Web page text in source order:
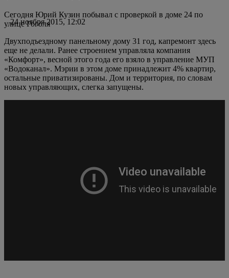
24 ноября 2015, 12:02
Сегодня Юрий Кузин побывал с проверкой в доме 24 по
улице Гоголя
Двухподъездному панельному дому 31 год, капремонт здесь
еще не делали. Ранее строением управляла компания
«Комфорт», весной этого года его взяло в управление МУП
«Водоканал». Мэрии в этом доме принадлежит 4% квартир,
остальные приватизированы. Дом и территория, по словам
новых управляющих, слегка запущены.